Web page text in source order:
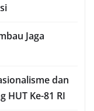
Jaga
dan
HUT Ke-81 RI